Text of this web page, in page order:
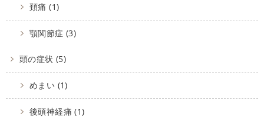
頚痛 (1)
顎関節症 (3)
頭の症状 (5)
めまい (1)
後頭神経痛 (1)